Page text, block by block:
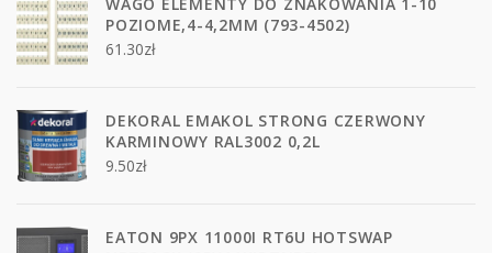
POZIOME,4-4,2MM (793-4502)
61.30zł
DEKORAL EMAKOL STRONG CZERWONY
KARMINOWY RAL3002 0,2L
9.50zł
EATON 9PX 11000I RT6U HOTSWAP